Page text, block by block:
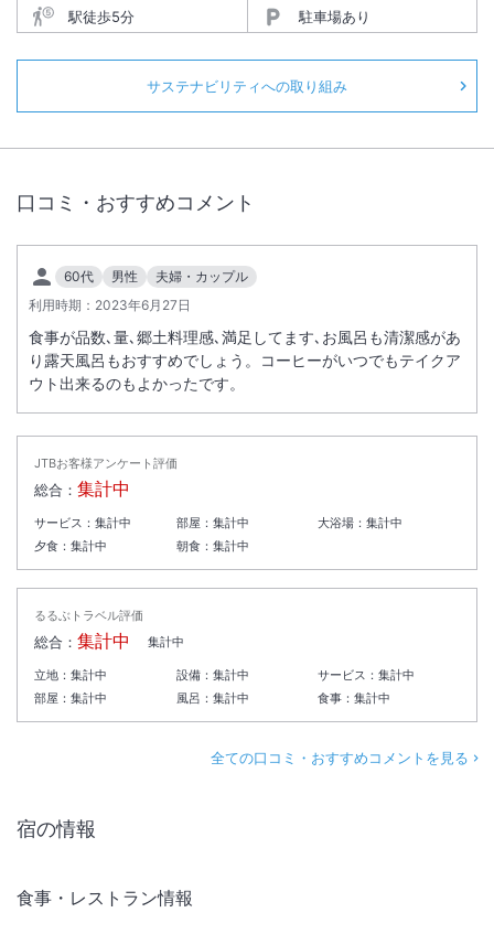
駅徒歩5分
駐車場あり
サステナビリティへの取り組み
口コミ・おすすめコメント
60代 男性
夫婦・カップル
利用時期： 2023年6月27日
食事が品数､量､郷土料理感､満足してます､お風呂も清潔感があ
り露天風呂もおすすめでしょう。コーヒーがいつでもテイクア
ウト出来るのもよかったです。
JTBお客様アンケート評価
総合： 集計中
サービス： 集計中 部屋： 集計中 大浴場：集計中
夕食： 集計中 朝食： 集計中
るるぶトラベル評価
総合： 集計中 集計中
立地： 集計中 設備： 集計中 サービス：集計中
部屋： 集計中 風呂： 集計中 食事：集計中
全ての口コミ・おすすめコメントを見る
宿の情報
食事・レストラン情報